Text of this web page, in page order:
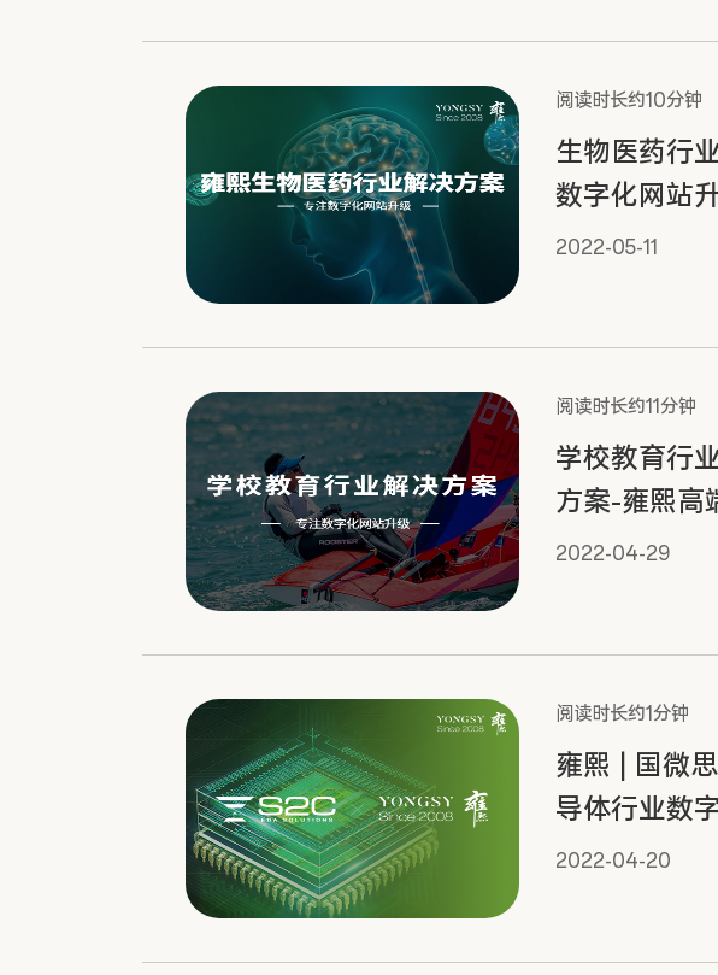
阅读时长约10分钟
生物医药行
数字化网站
2022-05-11
阅读时长约11分钟
学校教育行
方案-雍熙高
2022-04-29
阅读时长约1分钟
雍熙 | 国微
导体行业数
2022-04-20